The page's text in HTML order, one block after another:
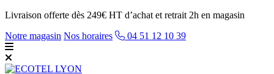
Livraison offerte dès 249€ HT d’achat et retrait 2h en magasin
Notre magasin Nos horaires 04 51 12 10 39